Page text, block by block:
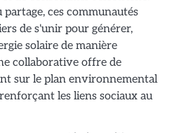
partage, ces communautés
de s'unir pour générer,
solaire de manière
collaborative offre de
sur le plan environnemental
les liens sociaux au